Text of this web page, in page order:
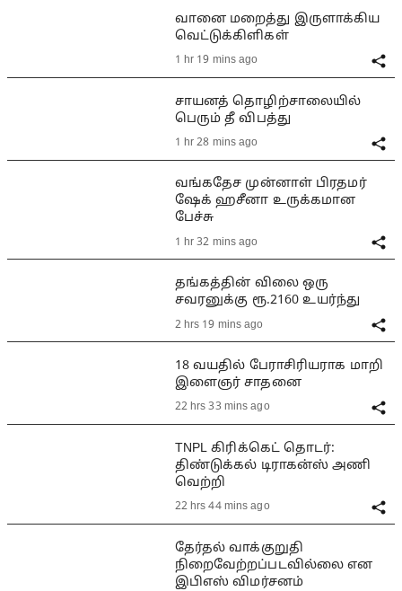
வானை மறைத்து இருளாக்கிய
வெட்டுக்கிளிகள்
1 hr 19 mins ago
சாயனத் தொழிற்சாலையில்
பெரும் தீ விபத்து
1 hr 28 mins ago
வங்கதேச முன்னாள் பிரதமர்
ஷேக் ஹசீனா உருக்கமான
பேச்சு
1 hr 32 mins ago
தங்கத்தின் விலை ஒரு
சவரனுக்கு ரூ.2160 உயர்ந்து
2 hrs 19 mins ago
18 வயதில் பேராசிரியராக மாறி
இளைஞர் சாதனை
22 hrs 33 mins ago
TNPL கிரிக்கெட் தொடர்:
திண்டுக்கல் டிராகன்ஸ் அணி
வெற்றி
22 hrs 44 mins ago
தேர்தல் வாக்குறுதி
நிறைவேற்றப்படவில்லை என
இபிஎஸ் விமர்சனம்